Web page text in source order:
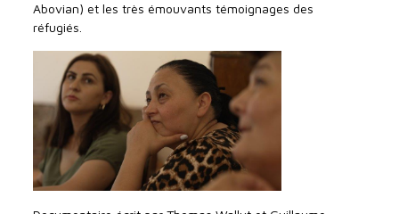
Abovian) et les très émouvants témoignages des
réfugiés.